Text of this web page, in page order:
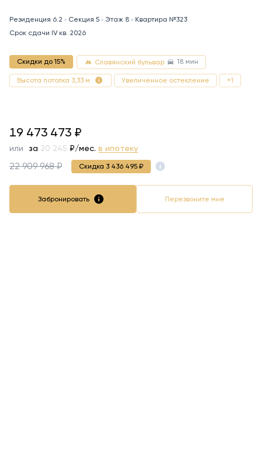
Резиденция 6.2 Секция 5 Этаж 8
Квартира №323
Срок сдачи IV кв. 2026
Скидки до 15% Славянский бульвар 18 мин
Высота потолка 3,33 м Увеличенное остекление +1
19473473
19 473 473 ₽
или за 101 228₽/мес.в ипотеку
22 909 968 ₽ Скидка 3 436 495 ₽
Забронировать Перезвоните мне